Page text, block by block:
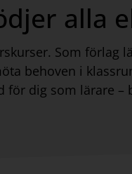
alla
Som förlag
behoven i
dig som lärare –